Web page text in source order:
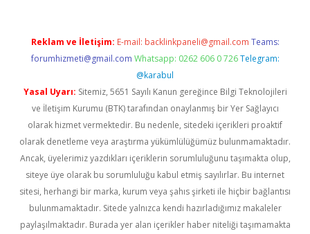
Reklam ve İletişim: E-mail: backlinkpaneli@gmail.com Teams:
forumhizmeti@gmail.com Whatsapp: 0262 606 0 726 Telegram:
@karabul
Yasal Uyarı: Sitemiz, 5651 Sayılı Kanun gereğince Bilgi Teknolojileri
ve İletişim Kurumu (BTK) tarafından onaylanmış bir Yer Sağlayıcı
olarak hizmet vermektedir. Bu nedenle, sitedeki içerikleri proaktif
olarak denetleme veya araştırma yükümlülüğümüz bulunmamaktadır.
Ancak, üyelerimiz yazdıkları içeriklerin sorumluluğunu taşımakta olup,
siteye üye olarak bu sorumluluğu kabul etmiş sayılırlar. Bu internet
sitesi, herhangi bir marka, kurum veya şahıs şirketi ile hiçbir bağlantısı
bulunmamaktadır. Sitede yalnızca kendi hazırladığımız makaleler
paylaşılmaktadır. Burada yer alan içerikler haber niteliği taşımamakta